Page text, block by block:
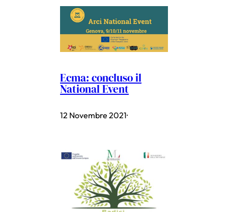
Ecma: concluso il
National Event
12 Novembre 2021·